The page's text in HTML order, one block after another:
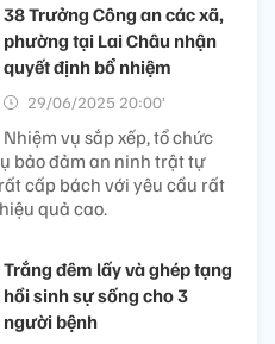
38 Trưởng Công an các xã,
phường tại Lai Châu nhận
quyết định bổ nhiệm
29/06/2025 20:00’
Nhiệm vụ sắp xếp, tổ chức
bảo đảm an ninh trật tự
cấp bách với yêu cầu rất
quả cao.
Trắng đêm lấy và ghép tạng
hồi sinh sự sống cho 3
người bệnh